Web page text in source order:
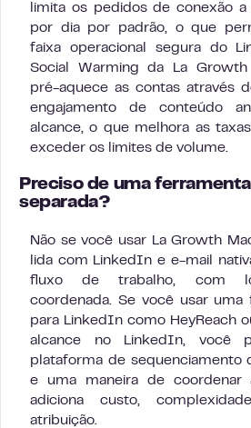
limita os pedidos de conexão
por dia por padrão, o que
faixa operacional segura do
Social Warming da La
pré-aquece as contas através
engajamento de conteúdo
alcance, o que melhora as
exceder os limites de volume.
Preciso de uma
separada?
Não se você usar La Growth
lida com LinkedIn e e-mail
fluxo de trabalho, com
coordenada. Se você usar uma
para LinkedIn como HeyReach
alcance no LinkedIn, você
plataforma de sequenciamento
e uma maneira de
adiciona custo,
atribuição.